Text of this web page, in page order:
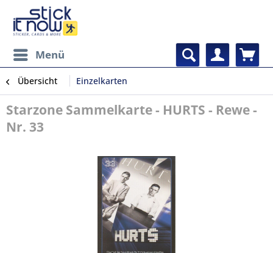
Menü
Übersicht Einzelkarten
Starzone Sammelkarte - HURTS - Rewe -
Nr. 33